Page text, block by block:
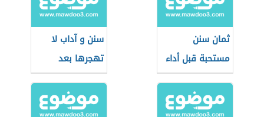
ثمان سنن
مستحبة قبل أداء
صلاة عيد الأضحى
وبعدها
سنن و آداب لا
تهجرها بعد
انتهاء صلاة العيد